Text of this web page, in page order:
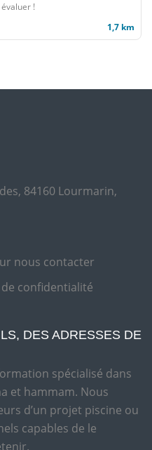
!
1,7 km
84160 Lourmarin,
nous contacter
confidentialité
DES ADRESSES DE
spécialisé dans
et hammam. Nous
d’un projet piscine ou
capables de le